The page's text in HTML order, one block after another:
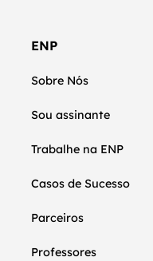
ENP
Sobre Nós
Sou assinante
Trabalhe na ENP
Casos de Sucesso
Parceiros
Professores